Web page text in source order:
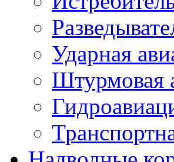
Ударная
Штурмовая